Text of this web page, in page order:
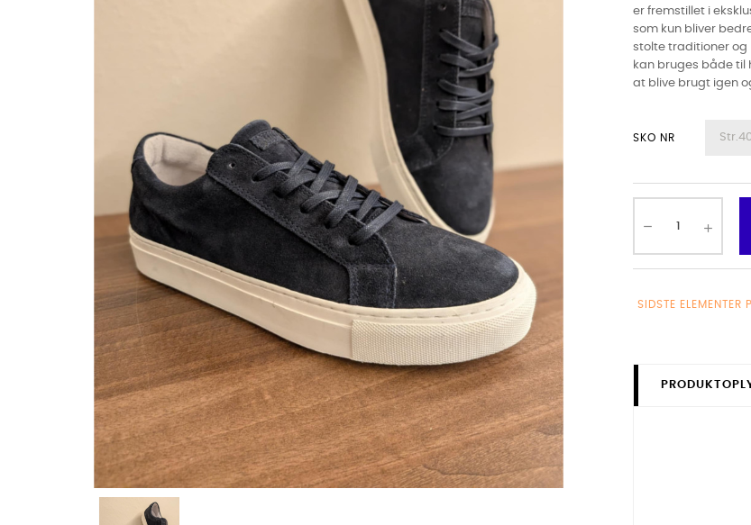
er fremstillet i
som kun bliver
stolte traditioner og
kan bruges både til
at blive brugt igen
SKO NR
SIDSTE ELEMENTER